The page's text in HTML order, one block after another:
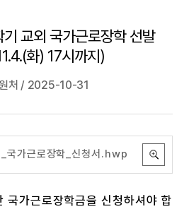
교외 국가근로장학 선발
화) 17시까지)
처 / 2025-10-31
가근로장학_신청서.hwp
국가근로장학금을 신청하셔야 합